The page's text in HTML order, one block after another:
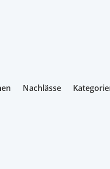
Nachlässe